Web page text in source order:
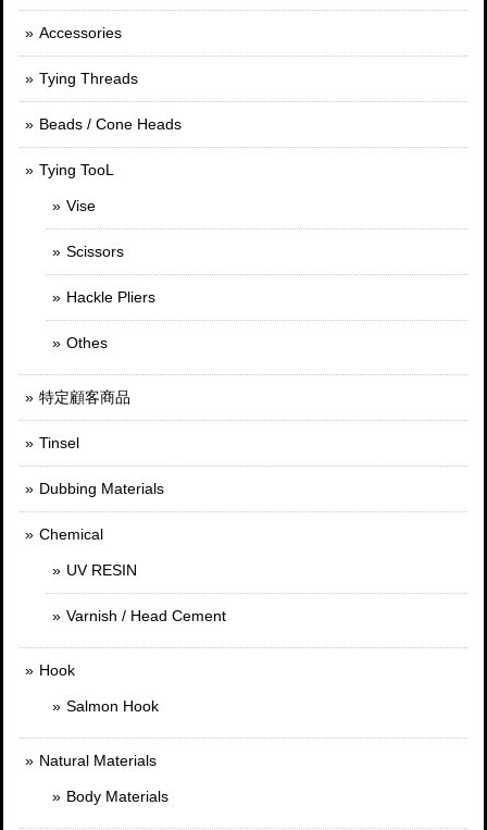
Accessories
Tying Threads
Beads / Cone Heads
Tying TooL
Vise
Scissors
Hackle Pliers
Othes
特定顧客商品
Tinsel
Dubbing Materials
Chemical
UV RESIN
Varnish / Head Cement
Hook
Salmon Hook
Natural Materials
Body Materials